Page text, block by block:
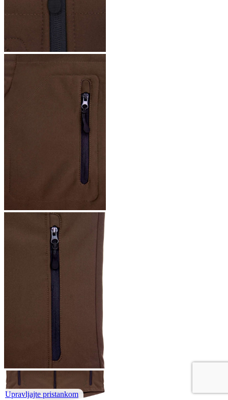
Upravljajte pristankom